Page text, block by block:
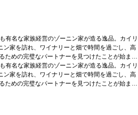
有名な家族経営のゾーニン家が造る逸品。カイリ
ン家を訪れ、ワイナリーと畑で時間を過ごし、高
ための完璧なパートナーを見つけたことが始まり
く淡い麦わら色で、きめ細かく繊細なペルラー
は濃く、フルーティで芳醇、青りんご、洋ナシ、
な食事とよく合う： 前菜：生ハムとチーズのシ
チェ、サーモンのグリルや白身魚のポシェ、鶏
と煮込んだ料理 軽食：新鮮な野菜、軽くて香ば
有名な家族経営のゾーニン家が造る逸品。カイリ
ン家を訪れ、ワイナリーと畑で時間を過ごし、高
ための完璧なパートナーを見つけたことが始まり
濃く、フルーティで芳醇、青りんご、洋ナシ、